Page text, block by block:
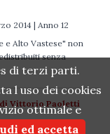
2014 | Anno 12
e Alto Vastese" non
senza
di Vittorio Paoletti
di terzi parti.
l uso dei cookies
ottimale e
ed accetta